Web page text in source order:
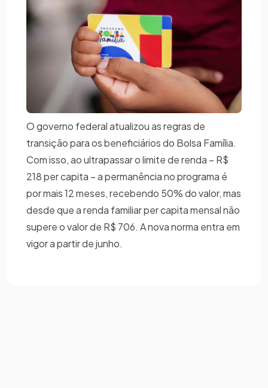
O governo federal atualizou as regras de
transição para os beneficiários do Bolsa Família.
Com isso, ao ultrapassar o limite de renda – R$
218 per capita – a permanência no programa é
por mais 12 meses, recebendo 50% do valor, mas
desde que a renda familiar per capita mensal não
supere o valor de R$ 706. A nova norma entra em
vigor a partir de junho.